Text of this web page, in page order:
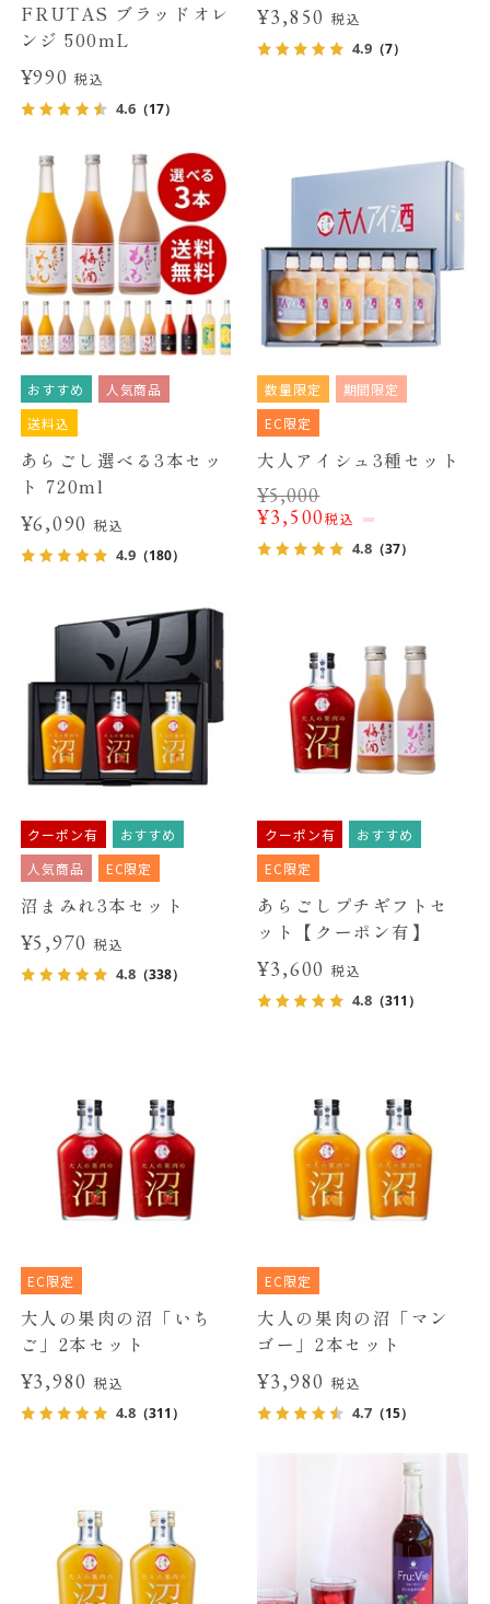
FRUTAS ブラッドオレ
ンジ 500mL
¥990税込
4.6（17）
¥3,850 税込
4.9 （7）
おすすめ
人気商品
送料込
あらごし選べる3本セッ
ト 720ml
¥6,090税込
4.9（180）
数量限定
期間限定
EC限定
大人アイシュ3種セット
¥5,000
¥3,500税込
4.8 （37）
クーポン有
おすすめ
人気商品
EC限定
沼まみれ3本セット
¥5,970税込
4.8（338）
クーポン有
おすすめ
EC限定
あらごしプチギフトセ
ット【クーポン有】
¥3,600 税込
4.8 （311）
EC限定
大人の果肉の沼「いち
ご」2本セット
¥3,980税込
4.8（311）
EC限定
大人の果肉の沼「マン
ゴー」2本セット
¥3,980 税込
4.7 （15）